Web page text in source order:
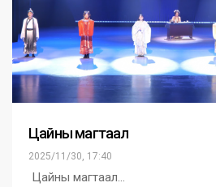
Цайны магтаал
2025/11/30, 17:40
Цайны магтаал…